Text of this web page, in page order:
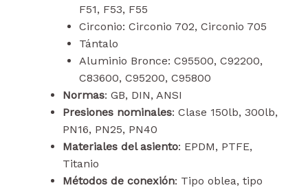
F51, F53, F55
Circonio: Circonio 702, Circonio 705
Tántalo
Aluminio Bronce: C95500, C92200,
C83600, C95200, C95800
Normas: GB, DIN, ANSI
Presiones nominales: Clase 150lb, 300lb,
PN16, PN25, PN40
Materiales del asiento: EPDM, PTFE,
Titanio
Métodos de conexión: Tipo oblea, tipo